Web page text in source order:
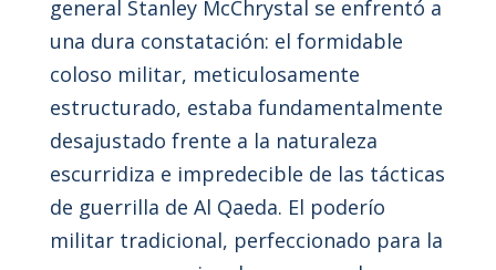
general Stanley McChrystal se enfrentó a
una dura constatación: el formidable
coloso militar, meticulosamente
estructurado, estaba fundamentalmente
desajustado frente a la naturaleza
escurridiza e impredecible de las tácticas
de guerrilla de Al Qaeda. El poderío
militar tradicional, perfeccionado para la